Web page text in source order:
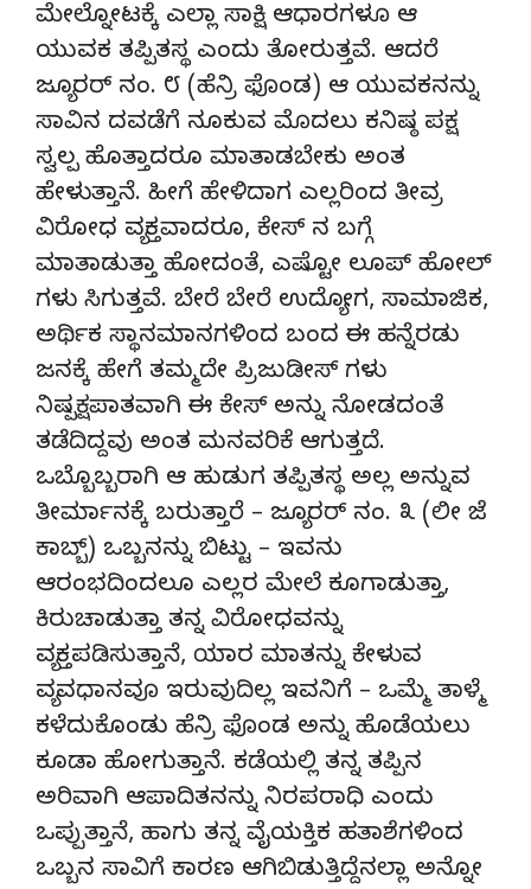
ಮೇಲ್ನೋಟಕ್ಕೆ ಎಲ್ಲಾ ಸಾಕ್ಷಿ ಆಧಾರಗಳೂ ಆ
ಯುವಕ ತಪ್ಪಿತಸ್ಥ ಎಂದು ತೋರುತ್ತವೆ. ಆದರೆ
ಜ್ಯೂರರ್ ನಂ. ೮ (ಹೆನ್ರಿ ಫೊಂಡ) ಆ ಯುವಕನನ್ನು
ಸಾವಿನ ದವಡೆಗೆ ನೂಕುವ ಮೊದಲು ಕನಿಷ್ಠ ಪಕ್ಷ
ಸ್ವಲ್ಪ ಹೊತ್ತಾದರೂ ಮಾತಾಡಬೇಕು ಅಂತ
ಹೇಳುತ್ತಾನೆ. ಹೀಗೆ ಹೇಳಿದಾಗ ಎಲ್ಲರಿಂದ ತೀವ್ರ
ವಿರೋಧ ವ್ಯಕ್ತವಾದರೂ, ಕೇಸ್ ನ ಬಗ್ಗೆ
ಮಾತಾಡುತ್ತಾ ಹೋದಂತೆ, ಎಷ್ಟೋ ಲೂಪ್ ಹೋಲ್
ಗಳು ಸಿಗುತ್ತವೆ. ಬೇರೆ ಬೇರೆ ಉದ್ಯೋಗ, ಸಾಮಾಜಿಕ,
ಅರ್ಥಿಕ ಸ್ಥಾನಮಾನಗಳಿಂದ ಬಂದ ಈ ಹನ್ನೆರಡು
ಜನಕ್ಕೆ ಹೇಗೆ ತಮ್ಮದೇ ಪ್ರಿಜುಡೀಸ್ ಗಳು
ನಿಷ್ಪಕ್ಷಪಾತವಾಗಿ ಈ ಕೇಸ್ ಅನ್ನು ನೋಡದಂತೆ
ತಡೆದಿದ್ದವು ಅಂತ ಮನವರಿಕೆ ಆಗುತ್ತದೆ.
ಒಬ್ಬೊಬ್ಬರಾಗಿ ಆ ಹುಡುಗ ತಪ್ಪಿತಸ್ಥ ಅಲ್ಲ ಅನ್ನುವ
ತೀರ್ಮಾನಕ್ಕೆ ಬರುತ್ತಾರೆ – ಜ್ಯೂರರ್ ನಂ. ೩ (ಲೀ ಜೆ
ಕಾಬ್ಬ್) ಒಬ್ಬನನ್ನು ಬಿಟ್ಟು – ಇವನು
ಆರಂಭದಿಂದಲೂ ಎಲ್ಲರ ಮೇಲೆ ಕೂಗಾಡುತ್ತಾ,
ಕಿರುಚಾಡುತ್ತಾ ತನ್ನ ವಿರೋಧವನ್ನು
ವ್ಯಕ್ತಪಡಿಸುತ್ತಾನೆ, ಯಾರ ಮಾತನ್ನು ಕೇಳುವ
ವ್ಯವಧಾನವೂ ಇರುವುದಿಲ್ಲ ಇವನಿಗೆ – ಒಮ್ಮೆ ತಾಳ್ಮೆ
ಕಳೆದುಕೊಂಡು ಹೆನ್ರಿ ಫೊಂಡ ಅನ್ನು ಹೊಡೆಯಲು
ಕೂಡಾ ಹೋಗುತ್ತಾನೆ. ಕಡೆಯಲ್ಲಿ ತನ್ನ ತಪ್ಪಿನ
ಅರಿವಾಗಿ ಆಪಾದಿತನನ್ನು ನಿರಪರಾಧಿ ಎಂದು
ಒಪ್ಪುತ್ತಾನೆ, ಹಾಗು ತನ್ನ ವೈಯಕ್ತಿಕ ಹತಾಶೆಗಳಿಂದ
ಒಬ್ಬನ ಸಾವಿಗೆ ಕಾರಣ ಆಗಿಬಿಡುತ್ತಿದ್ದೆನಲ್ಲಾ ಅನ್ನೋ